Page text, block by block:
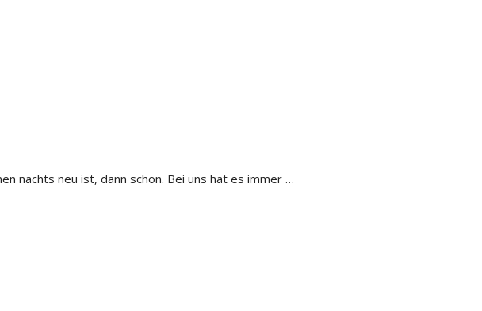
nachts neu ist, dann schon. Bei uns hat es immer …